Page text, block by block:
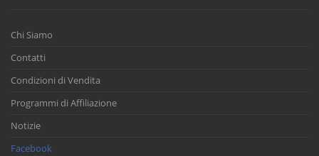
Chi Siamo
Contatti
Condizioni di Vendita
Programmi di Affiliazione
Notizie
Facebook